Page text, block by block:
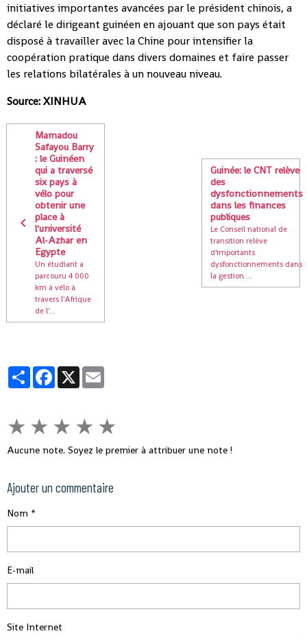
initiatives importantes avancées par le président chinois, a
déclaré le dirigeant guinéen en ajouant que son pays était
disposé à travailler avec la Chine pour intensifier la
coopération pratique dans divers domaines et faire passer
les relations bilatérales à un nouveau niveau.
Source: XINHUA
Mamadou
Safayou Barry
: le Guinéen
qui a traversé
six pays à
vélo pour
obtenir une
place à
l'université
Al-Azhar en
Egypte
Un étudiant a
parcouru 4 000
km à vélo à
travers l'Afrique
de l'...
Guinée: le CNT relève
des
dysfonctionnements
dans les finances
publiques
Le Conseil national de
transition relève
d'importants
dysfonctionnements dans
la gestion ...
PartagerFacebook
X
★ ★ ★ ★ ★
Aucune note. Soyez le premier à attribuer une note !
Ajouter un commentaire
Nom
E-mail
Site Internet